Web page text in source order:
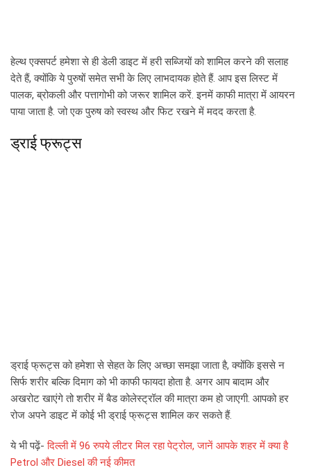
हेल्थ एक्सपर्ट हमेशा से ही डेली डाइट में हरी सब्जियों को शामिल करने की सलाह
देते हैं, क्योंकि ये पुरुषों समेत सभी के लिए लाभदायक होते हैं. आप इस लिस्ट में
पालक, ब्रोकली और पत्तागोभी को जरूर शामिल करें. इनमें काफी मात्रा में आयरन
पाया जाता है. जो एक पुरुष को स्वस्थ और फिट रखने में मदद करता है.
ड्राई फ्रूट्स
ड्राई फ्रूट्स को हमेशा से सेहत के लिए अच्छा समझा जाता है, क्योंकि इससे न
सिर्फ शरीर बल्कि दिमाग को भी काफी फायदा होता है. अगर आप बादाम और
अखरोट खाएंगे तो शरीर में बैड कोलेस्ट्रॉल की मात्रा कम हो जाएगी. आपको हर
रोज अपने डाइट में कोई भी ड्राई फ्रूट्स शामिल कर सकते हैं.
ये भी पढ़ें-दिल्ली में 96 रुपये लीटर मिल रहा पेट्रोल, जानें आपके शहर में क्या है
Petrol और Diesel की नई कीमत